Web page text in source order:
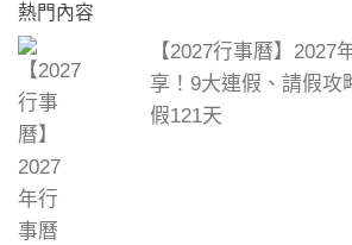
熱門內容
【2027行事曆】2027
享！9大連假、請假攻
假121天